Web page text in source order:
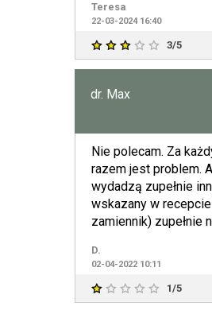
Teresa
22-03-2024 16:40
3/5
dr. Max
Nie polecam. Za
razem jest problem.
wydadzą zupełnie
wskazany w
zamiennik) zupełnie
Nie
D.
02-04-2022 10:11
1/5